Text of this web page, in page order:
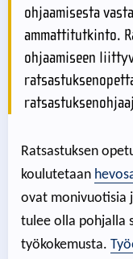
ohjaamisesta
ammattitutkinto.
ohjaamiseen
Ratsastuksen
koulutetaan
ovat monivuotisia
tulee olla pohjalla
työkokemusta.